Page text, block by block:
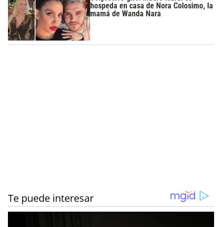
hospeda en casa de Nora Colosimo, la
mamá de Wanda Nara